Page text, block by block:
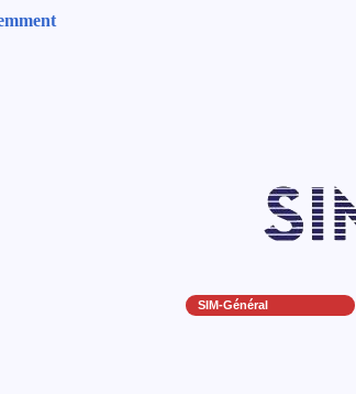
SIM-Général